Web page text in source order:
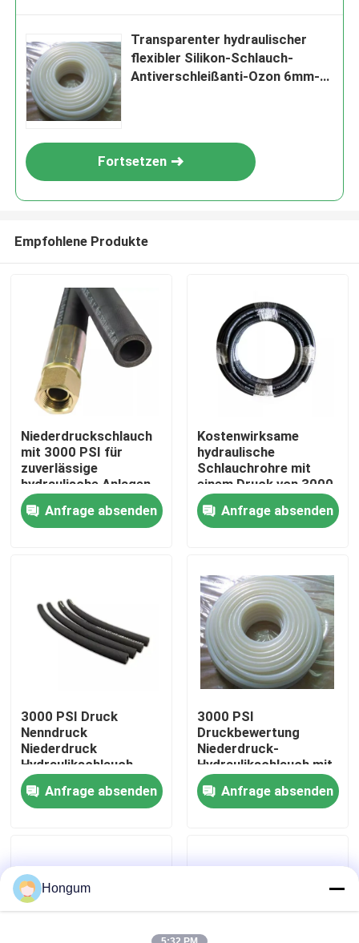
Zu Hause
Produkte
Werksbesichtigung
Neuigkeiten
Rechtssachen
Gummimembrandichtungen
Ventil-Gummimembran
Transparenter hydraulischer
flexibler Silikon-Schlauch-
Antiverschleißanti-Ozon 6mm-
Fortsetzen
Empfohlene Produkte
Niederdruckschlauch
mit 3000 PSI für
zuverlässige
hydraulische Anlagen
Anfrage absenden
Kostenwirksame
hydraulische
Schlauchrohre mit
einem Druck von 3000
PSI
Anfrage absenden
3000 PSI Druck
Nenndruck
Niederdruck
Hydraulikschlauch
kompatibel mit
Krempfittings
Anfrage absenden
3000 PSI
Druckbewertung
Niederdruck-
Hydraulikschlauch mit
innerem Rohr aus
synthetischem Gummi
Anfrage absenden
Hongum